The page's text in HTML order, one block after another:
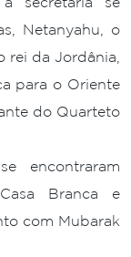
Netanyahu, o
rei da Jordânia,
para o Oriente
do Quarteto
encontraram
Branca e
com Mubarak